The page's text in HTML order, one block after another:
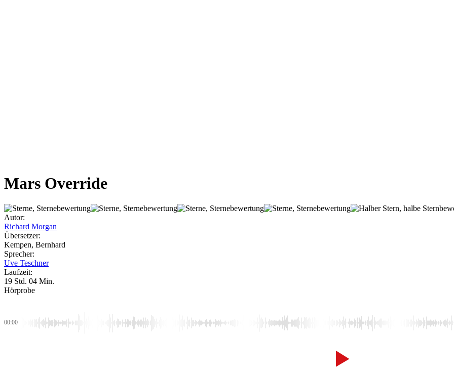
Mars Override
Autor:
Richard Morgan
Übersetzer:
Kempen, Bernhard
Sprecher:
Uve Teschner
Laufzeit:
19 Std. 04 Min.
Hörprobe
00:00